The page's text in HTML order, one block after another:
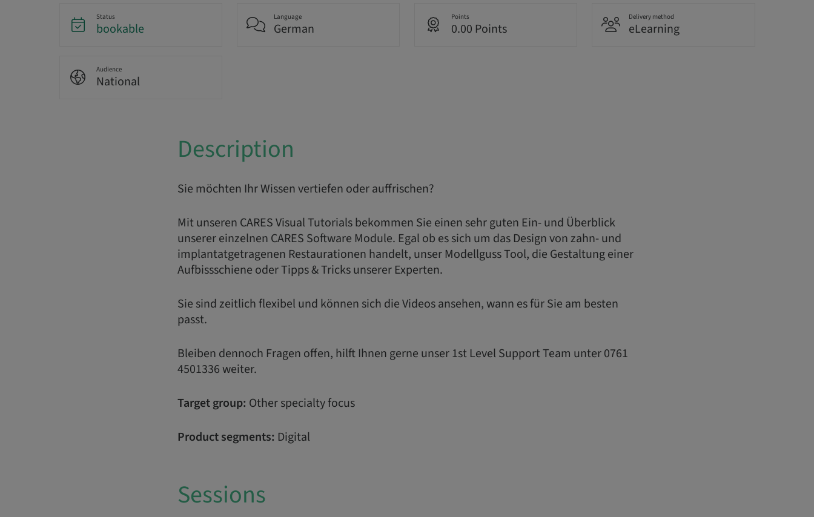
Status
bookable
Language
German
Points
0.00 Points
Delivery method
eLearning
Audience
National
Description
Sie möchten Ihr Wissen vertiefen oder auffrischen?
Mit unseren CARES Visual Tutorials bekommen Sie einen sehr guten Ein- und Überblick
unserer einzelnen CARES Software Module. Egal ob es sich um das Design von zahn- und
implantatgetragenen Restaurationen handelt, unser Modellguss Tool, die Gestaltung einer
Aufbissschiene oder Tipps & Tricks unserer Experten.
Sie sind zeitlich flexibel und können sich die Videos ansehen, wann es für Sie am besten
passt.
Bleiben dennoch Fragen offen, hilft Ihnen gerne unser 1st Level Support Team unter 0761
4501336 weiter.
Target group: Other specialty focus
Product segments: Digital
Sessions